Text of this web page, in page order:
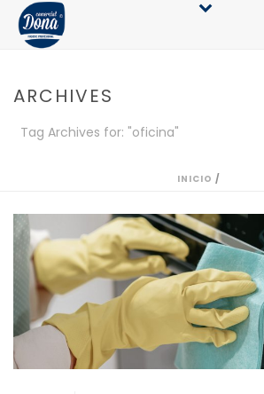
ARCHIVES
Tag Archives for: "oficina"
INICIO /